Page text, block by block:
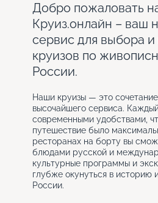
Добро пожаловать
Круиз.онлайн – ваш
сервис для выбора и
круизов по
России.
Наши круизы — это
высочайшего сервиса.
современными удобствами,
путешествие было
ресторанах на борту вы
блюдами русской и
культурные программы и
глубже окунуться в историю
России.